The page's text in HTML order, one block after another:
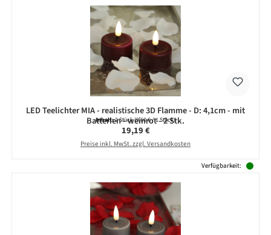
LED Teelichter MIA - realistische 3D Flamme - D: 4,1cm - mit
Batterien - weinrot - 2 Stk.
Inhalt:2 Stück(9,60 € / 1 Stück)
Regulärer Preis:
19,19 €
Preise inkl. MwSt. zzgl. Versandkosten
Verfügbarkeit: